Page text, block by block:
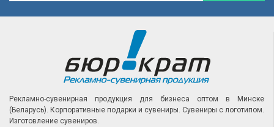
Рекламно-сувенирная продукция для бизнеса оптом в Минске
(Беларусь). Корпоративные подарки и сувениры. Сувениры с логотипом.
Изготовление сувениров.